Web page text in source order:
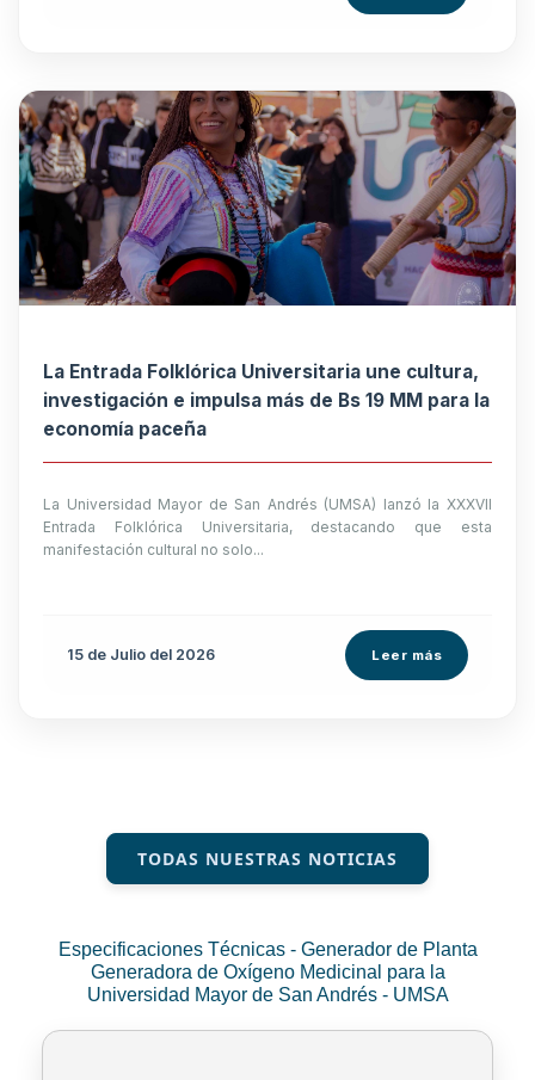
La Entrada Folklórica Universitaria une cultura,
investigación e impulsa más de Bs 19 MM para la
economía paceña
La Universidad Mayor de San Andrés (UMSA) lanzó la XXXVII
Entrada Folklórica Universitaria, destacando que esta
manifestación cultural no solo...
15 de Julio del 2026 Leer más
TODAS NUESTRAS NOTICIAS
Especificaciones Técnicas - Generador de Planta
Generadora de Oxígeno Medicinal para la
Universidad Mayor de San Andrés - UMSA